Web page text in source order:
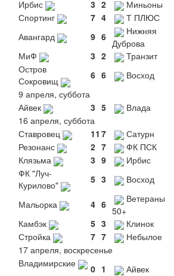
Ирбис
3 2 Миньоны
Спортинг
7 4 Т ПЛЮС
Авангард
9 6
Нижняя
Дуброва
МиФ
3 2 Транзит
Остров
Сокровищ
6 6 Восход
9 апреля, суббота
Айвек
3 5 Влада
16 апреля, суббота
Ставровец
11 7 Сатурн
Резонанс
2 7 ФК ПСК
Клязьма
3 9 Ирбис
ФК "Луч-
Курилово"
5 3 Восход
Мальорка 4 6
Ветераны
50+
Камбэк
5 3 Клинок
Стройка
7 7 Небылое
17 апреля, воскресенье
Владимирские
0 1 Айвек